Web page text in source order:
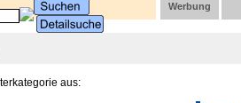
Werbung
aus: